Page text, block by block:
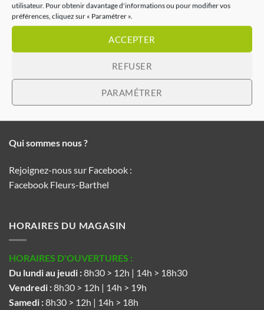
utilisateur. Pour obtenir davantage d'informations ou pour modifier vos
préférences, cliquez sur « Paramétrer ».
ACCEPTER
REFUSER
PARAMÉTRER
En face de la station essence CORA
Qui sommes nous ?
Rejoignez-nous sur Facebook :
Facebook Fleurs-Barthel
HORAIRES DU MAGASIN
HORAIRES D'OUVERTURES :
Du lundi au jeudi :8h30 > 12h | 14h > 18h30
Vendredi :8h30 > 12h | 14h > 19h
Samedi :8h30 > 12h | 14h > 18h